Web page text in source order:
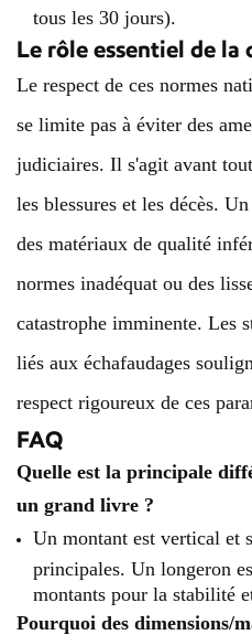
tous les 30 jours).
Le rôle essentiel de la
Le respect de ces normes
se limite pas à éviter des
judiciaires. Il s'agit avant
les blessures et les décès.
des matériaux de qualité
normes inadéquat ou des
catastrophe imminente. Les
liés aux échafaudages
respect rigoureux de ces
FAQ
Quelle est la principale
un grand livre ?
Un montant est vertical et
principales. Un longeron
montants pour la stabilité
Pourquoi des dimensions/